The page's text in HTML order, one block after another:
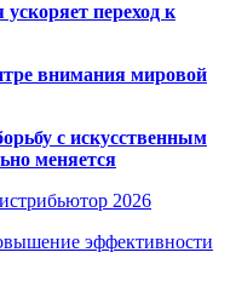
переход к
внимания мировой
с искусственным
меняется
2026
эффективности